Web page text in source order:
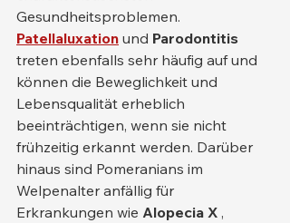
Gesundheitsproblemen.
Patellaluxation und Parodontitis
treten ebenfalls sehr häufig auf und
können die Beweglichkeit und
Lebensqualität erheblich
beeinträchtigen, wenn sie nicht
frühzeitig erkannt werden. Darüber
hinaus sind Pomeranians im
Welpenalter anfällig für
Erkrankungen wie Alopecia X ,